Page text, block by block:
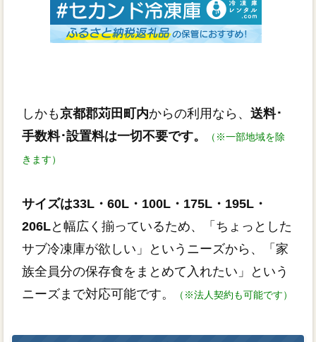
しかも京都郡苅田町内からの利用なら、 送料･
手数料･設置料は一切不要です。
（※一部地域を除
きます）
サイズは33L・60L・100L・175L・195L・
206Lと幅広く揃っているため、「ちょっとした
サブ冷凍庫が欲しい」というニーズから、「家
族全員分の保存食をまとめて入れたい」という
ニーズまで対応可能です。
（※法人契約も可能です）